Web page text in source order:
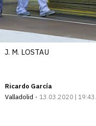
J. M. LOSTAU
Ricardo García
Valladolid
13.03.2020 | 19:43